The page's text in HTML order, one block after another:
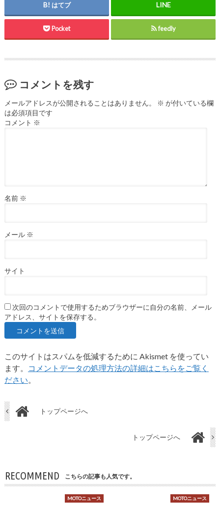
はてブ
Pocket feedly
コメントを残す
メールアドレスが公開されることはありません。 ※ が付いている欄
は必須項目です
コメント ※
名前 ※
メール ※
サイト
次回のコメントで使用するためブラウザーに自分の名前、メール
アドレス、サイトを保存する。
このサイトはスパムを低減するために Akismet を使ってい
ます。
コメントデータの処理方法の詳細はこちらをご覧く
ださい。
トップページへ
トップページへ
RECOMMEND こちらの記事も人気です。
MOTOニュース MOTOニュース